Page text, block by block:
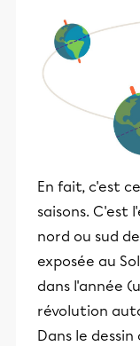
En fait, c'est
saisons. C'est
nord ou sud
exposée au
dans l'année
révolution
Dans le dessin